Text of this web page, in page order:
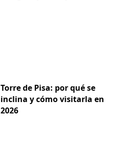
Torre de Pisa: por qué se
inclina y cómo visitarla en
2026